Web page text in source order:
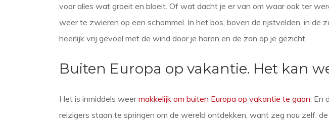
voor alles wat groeit en bloeit. Of wat dacht je er van om waar ook ter
weer te zwieren op een schommel. In het bos, boven de rijstvelden, in de
heerlijk vrij gevoel met de wind door je haren en de zon op je gezicht.
Buiten Europa op vakantie. Het kan
Het is inmiddels weermakkelijk om buiten Europa op vakantie te gaan .
reizigers staan te springen om de wereld ontdekken, want zeg nou zelf: